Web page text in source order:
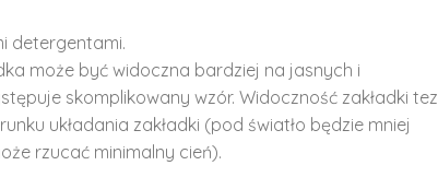
detergentami.
może być widoczna bardziej na jasnych i
skomplikowany wzór. Widoczność zakładki tez
układania zakładki (pod światło będzie mniej
rzucać minimalny cień).